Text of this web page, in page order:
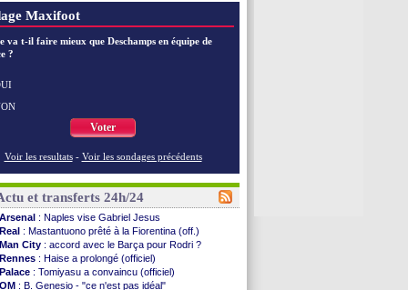
Maxifoot
va t-il faire mieux que Deschamps en équipe de
?
Voter
Voir les resultats - Voir les sondages précédents
et transferts 24h/24
Arsenal : Naples vise Gabriel Jesus
Real : Mastantuono prêté à la Fiorentina (off.)
Man City : accord avec le Barça pour Rodri ?
Rennes : Haise a prolongé (officiel)
Palace : Tomiyasu a convaincu (officiel)
OM : B. Genesio - "ce n'est pas idéal"